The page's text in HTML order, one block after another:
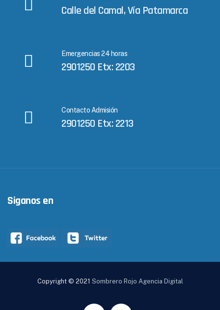
Calle del Camal, Vía Patamarca
Emergencias 24 horas
2901250 Etx: 2203
Contacto Admisión
2901250 Etx: 2213
Siganos en
Copyright © 2021 Sombrero Rojo Agencia Digital